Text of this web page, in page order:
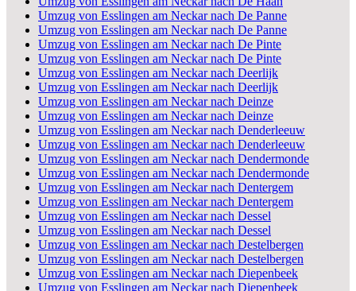
Umzug von Esslingen am Neckar nach De Panne
Umzug von Esslingen am Neckar nach De Panne
Umzug von Esslingen am Neckar nach De Pinte
Umzug von Esslingen am Neckar nach De Pinte
Umzug von Esslingen am Neckar nach Deerlijk
Umzug von Esslingen am Neckar nach Deerlijk
Umzug von Esslingen am Neckar nach Deinze
Umzug von Esslingen am Neckar nach Deinze
Umzug von Esslingen am Neckar nach Denderleeuw
Umzug von Esslingen am Neckar nach Denderleeuw
Umzug von Esslingen am Neckar nach Dendermonde
Umzug von Esslingen am Neckar nach Dendermonde
Umzug von Esslingen am Neckar nach Dentergem
Umzug von Esslingen am Neckar nach Dentergem
Umzug von Esslingen am Neckar nach Dessel
Umzug von Esslingen am Neckar nach Dessel
Umzug von Esslingen am Neckar nach Destelbergen
Umzug von Esslingen am Neckar nach Destelbergen
Umzug von Esslingen am Neckar nach Diepenbeek
Umzug von Esslingen am Neckar nach Diepenbeek